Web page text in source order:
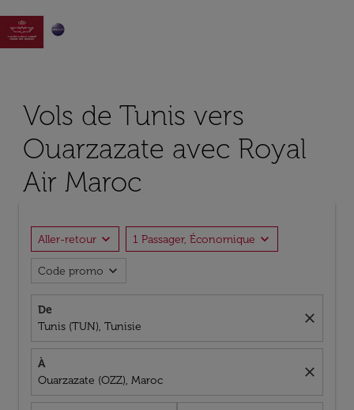

Vols de Tunis vers
Ouarzazate avec Royal
Air Maroc
Aller-retour expand_more 1 Passager, Économique expand_more
Code promo expand_more
De
Tunis (TUN), Tunisie
close
À
Ouarzazate (OZZ), Maroc
close